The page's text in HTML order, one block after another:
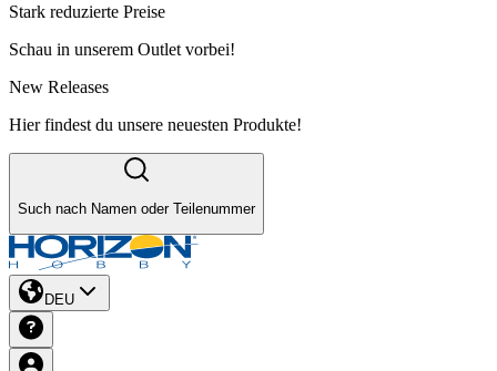
Stark reduzierte Preise
Schau in unserem Outlet vorbei!
New Releases
Hier findest du unsere neuesten Produkte!
Such nach Namen oder Teilenummer
DEU